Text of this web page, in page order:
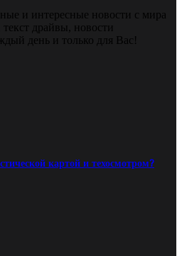
и интересные новости с мира
драйвы, новости
день и только для Вас!
картой и техосмотром?